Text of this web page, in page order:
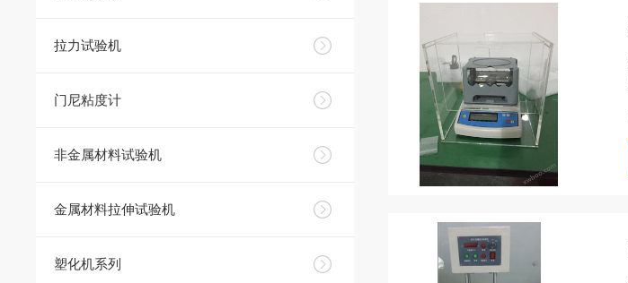
拉力试验机
门尼粘度计
非金属材料试验机
金属材料拉伸试验机
塑化机系列